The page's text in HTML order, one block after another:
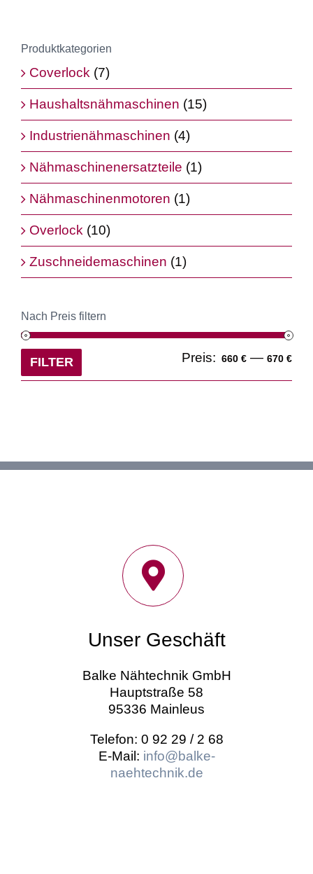
Produktkategorien
Coverlock (7)
Haushaltsnähmaschinen (15)
Industrienähmaschinen (4)
Nähmaschinenersatzteile (1)
Nähmaschinenmotoren (1)
Overlock (10)
Zuschneidemaschinen (1)
Nach Preis filtern
FILTER Preis: 660 € — 670 €
Unser Geschäft
Balke Nähtechnik GmbH
Hauptstraße 58
95336 Mainleus
Telefon: 0 92 29 / 2 68
E-Mail: info@balke-
naehtechnik.de